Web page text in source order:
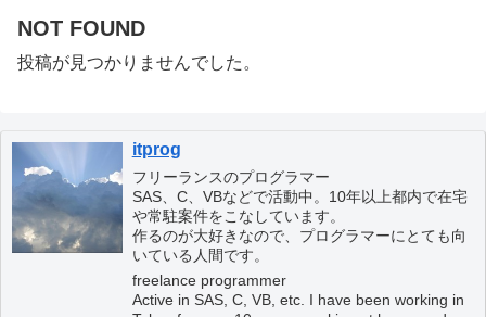
NOT FOUND
投稿が見つかりませんでした。
itprog
フリーランスのプログラマー
SAS、C、VBなどで活動中。10年以上都内で在宅
や常駐案件をこなしています。
作るのが大好きなので、プログラマーにとても向
いている人間です。
freelance programmer
Active in SAS, C, VB, etc. I have been working in